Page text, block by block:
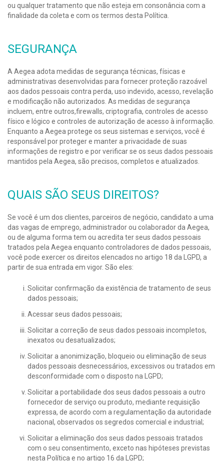
ou qualquer tratamento que não esteja em consonância com a
finalidade da coleta e com os termos desta Política.
SEGURANÇA
A Aegea adota medidas de segurança técnicas, físicas e
administrativas desenvolvidas para fornecer proteção razoável
aos dados pessoais contra perda, uso indevido, acesso, revelação
e modificação não autorizados. As medidas de segurança
incluem, entre outros,firewalls, criptografia, controles de acesso
físico e lógico e controles de autorização de acesso à informação.
Enquanto a Aegea protege os seus sistemas e serviços, você é
responsável por proteger e manter a privacidade de suas
informações de registro e por verificar se os seus dados pessoais
mantidos pela Aegea, são precisos, completos e atualizados.
QUAIS SÃO SEUS DIREITOS?
Se você é um dos clientes, parceiros de negócio, candidato a uma
das vagas de emprego, administrador ou colaborador da Aegea,
ou de alguma forma tem ou acredita ter seus dados pessoais
tratados pela Aegea enquanto controladores de dados pessoais,
você pode exercer os direitos elencados no artigo 18 da LGPD, a
partir de sua entrada em vigor. São eles:
Solicitar confirmação da existência de tratamento de seus
dados pessoais;
Acessar seus dados pessoais;
Solicitar a correção de seus dados pessoais incompletos,
inexatos ou desatualizados;
Solicitar a anonimização, bloqueio ou eliminação de seus
dados pessoais desnecessários, excessivos ou tratados em
desconformidade com o disposto na LGPD;
Solicitar a portabilidade dos seus dados pessoais a outro
fornecedor de serviço ou produto, mediante requisição
expressa, de acordo com a regulamentação da autoridade
nacional, observados os segredos comercial e industrial;
Solicitar a eliminação dos seus dados pessoais tratados
com o seu consentimento, exceto nas hipóteses previstas
nesta Política e no artigo 16 da LGPD;